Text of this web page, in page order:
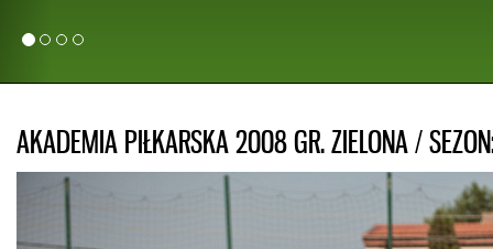
a sukces, oprócz talentu, wymaga ciężkiej i systematycznej pracy!
AKADEMIA PIŁKARSKA 2008 GR. ZIELONA /